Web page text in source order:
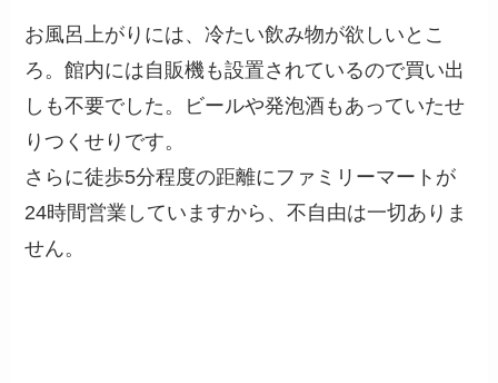
お風呂上がりには、冷たい飲み物が欲しいとこ
ろ。館内には自販機も設置されているので買い出
しも不要でした。ビールや発泡酒もあっていたせ
りつくせりです。
さらに徒歩5分程度の距離にファミリーマートが
24時間営業していますから、不自由は一切ありま
せん。